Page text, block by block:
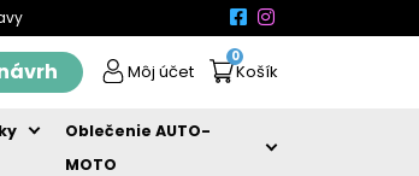
Môj účet
0
Košík
Oblečenie AUTO-
MOTO